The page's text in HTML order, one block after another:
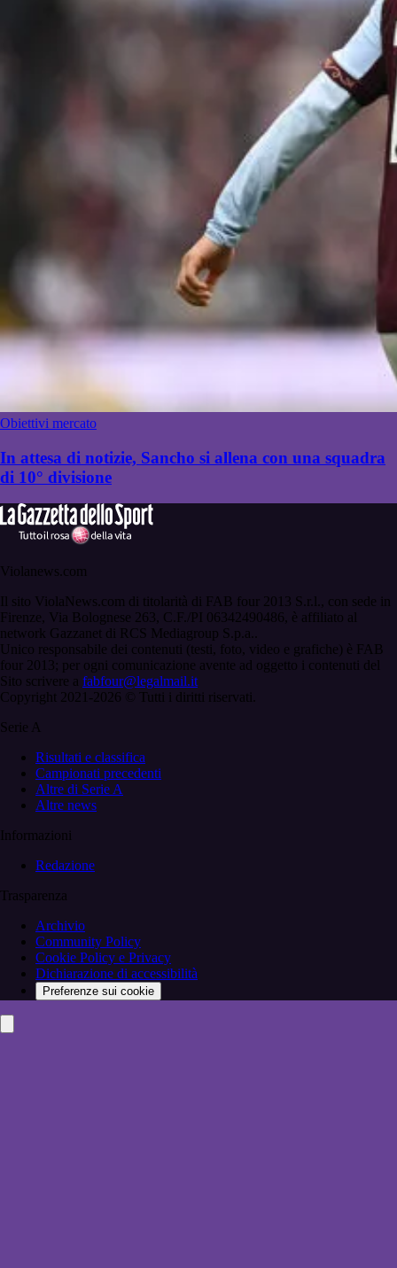
Obiettivi mercato
In attesa di notizie, Sancho si allena con una squadra
di 10° divisione
Violanews.com
Il sito ViolaNews.com di titolarità di FAB four 2013 S.r.l., con sede in
Firenze, Via Bolognese 263, C.F./PI 06342490486, è affiliato al
network Gazzanet di RCS Mediagroup S.p.a..
Unico responsabile dei contenuti (testi, foto, video e grafiche) è FAB
four 2013; per ogni comunicazione avente ad oggetto i contenuti del
Sito scrivere a fabfour@legalmail.it
Copyright 2021-2026 © Tutti i diritti riservati.
Serie A
Risultati e classifica
Campionati precedenti
Altre di Serie A
Altre news
Informazioni
Redazione
Trasparenza
Archivio
Community Policy
Cookie Policy e Privacy
Dichiarazione di accessibilità
Preferenze sui cookie